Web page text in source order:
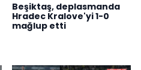
Beşiktaş, deplasmanda
Hradec Kralove'yi 1-0
mağlup etti